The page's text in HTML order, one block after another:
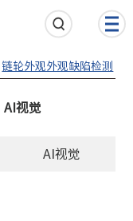
链轮外观外观缺陷检测
AI视觉
AI视觉